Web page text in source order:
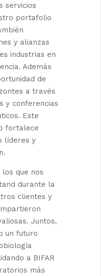
servicios
portafolio
y alianzas
industrias en
Además
de
a través
y conferencias
Este
fortalece
líderes y
que nos
durante la
clientes y
Juntos,
un futuro
a BIFAR
más